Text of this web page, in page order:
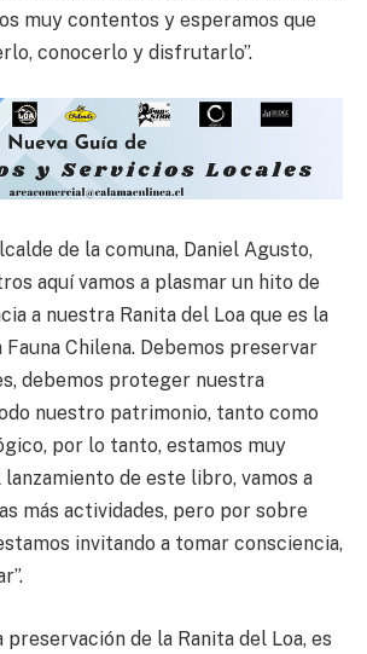
muy contentos y esperamos que
conocerlo y disfrutarlo”.
de la comuna, Daniel Agusto,
aquí vamos a plasmar un hito de
a nuestra Ranita del Loa que es la
Fauna Chilena. Debemos preservar
debemos proteger nuestra
nuestro patrimonio, tanto como
por lo tanto, estamos muy
de este libro, vamos a
más actividades, pero por sobre
invitando a tomar consciencia,
de la Ranita del Loa, es